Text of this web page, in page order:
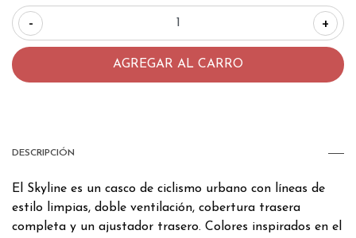
- +
DESCRIPCIÓN
El Skyline es un casco de ciclismo urbano con líneas de
estilo limpias, doble ventilación, cobertura trasera
completa y un ajustador trasero. Colores inspirados en el